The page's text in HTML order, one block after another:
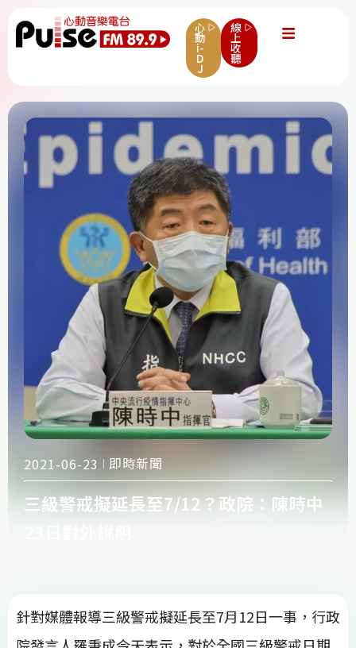
心
動
i-
D
J
線
上
收
聽
2021-06-23 即時新聞
三級警戒擬延長至7/12？政院：陳時中
針對媒體報導三級警戒擬延長至7月12日一事，行政